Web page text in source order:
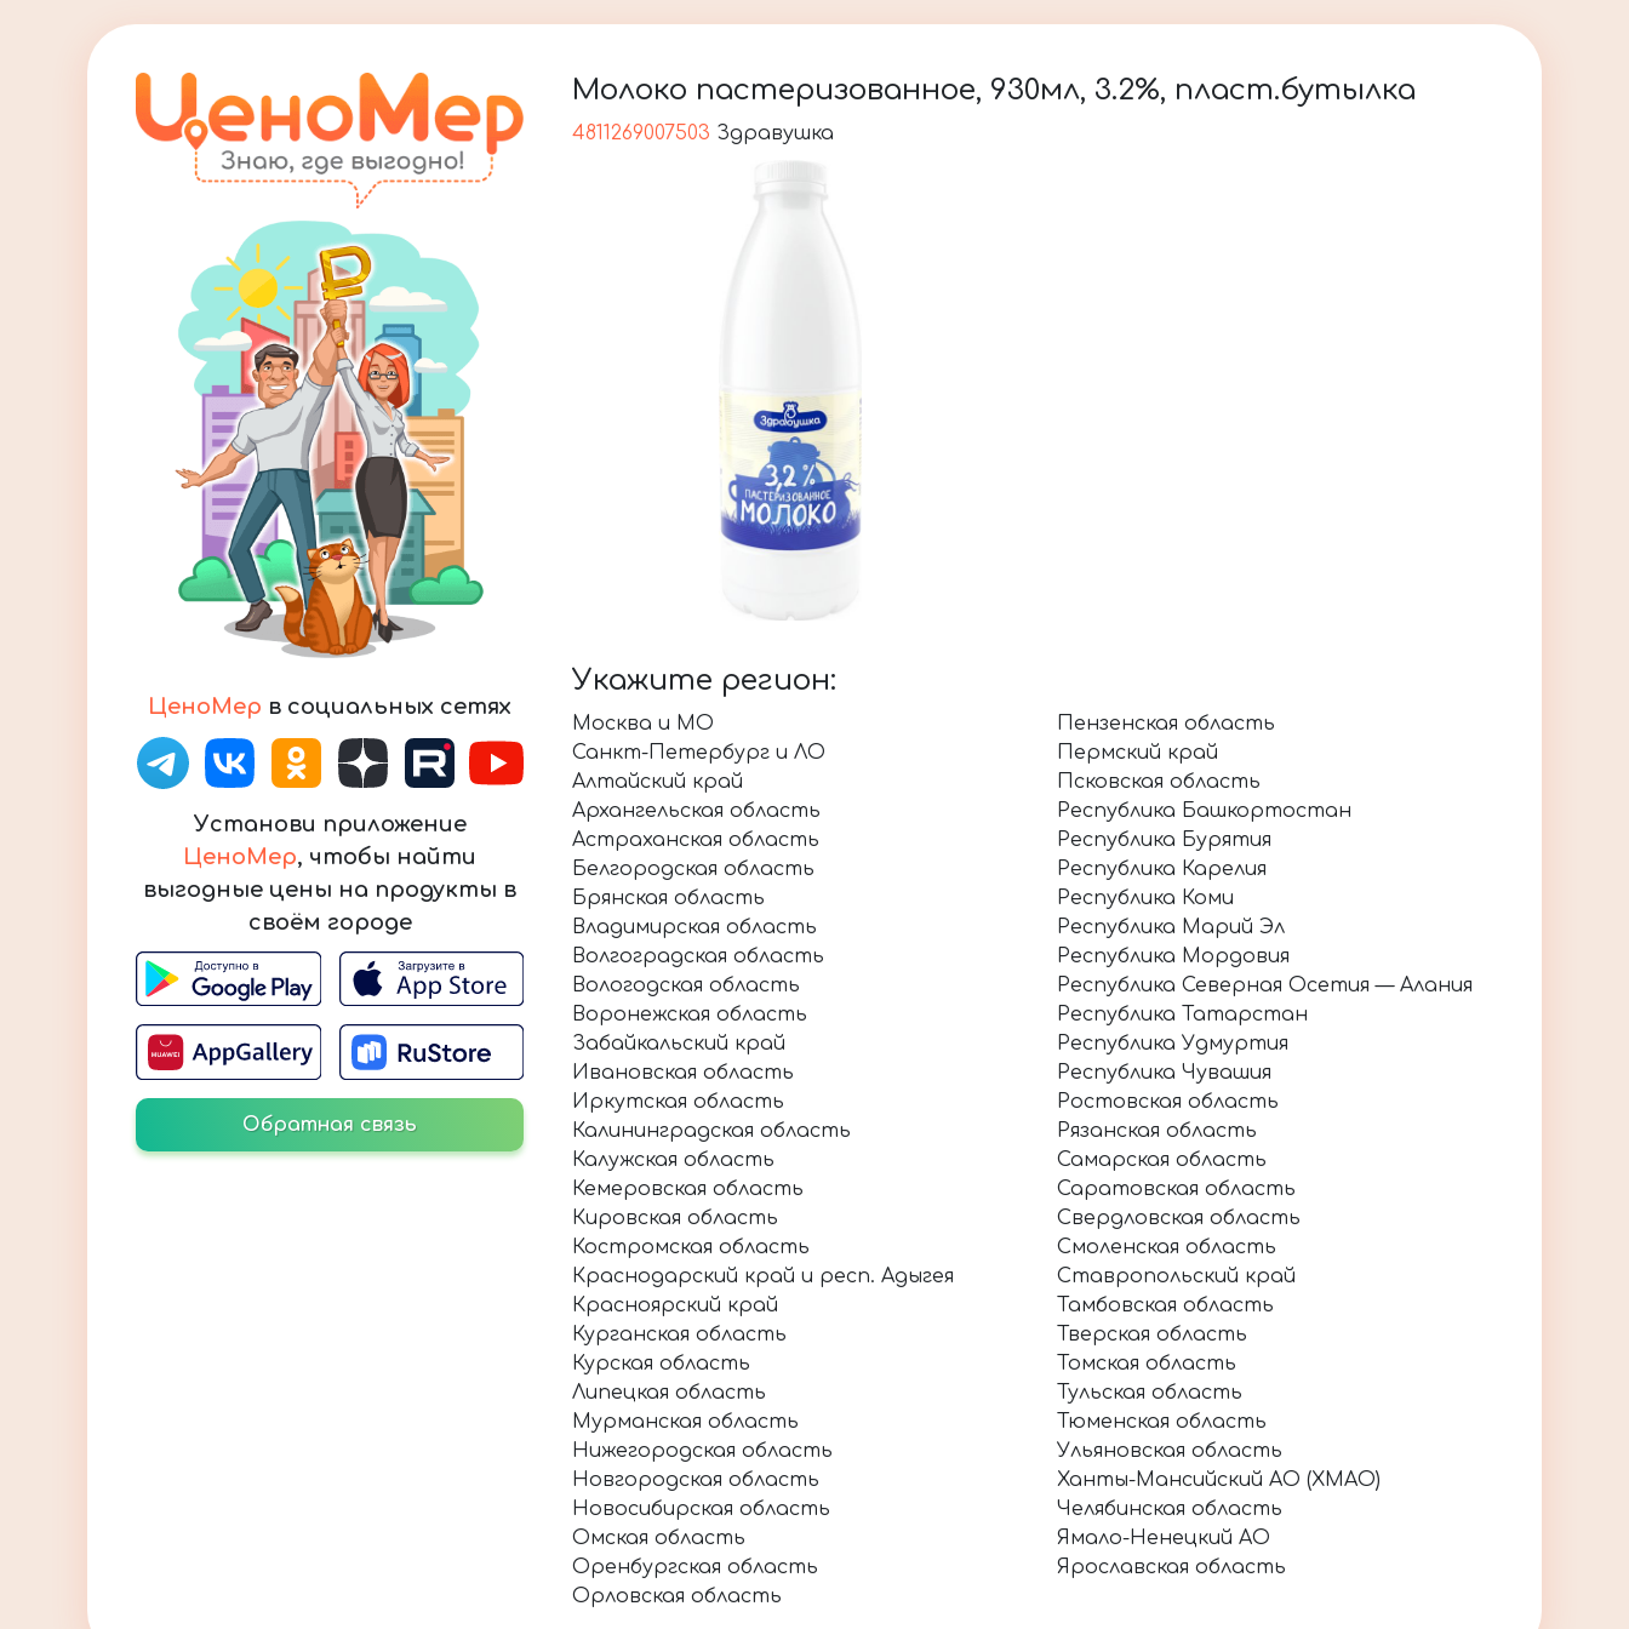
ЦеноМер в социальных сетях
Установи приложение
ЦеноМер, чтобы найти
выгодные цены на продукты в
своём городе
Обратная связь
Молоко пастеризованное, 930мл, 3.2%, пласт.бутылка
4811269007503 Здравушка
Укажите регион:
Москва и МО
Санкт-Петербург и ЛО
Алтайский край
Архангельская область
Астраханская область
Белгородская область
Брянская область
Владимирская область
Волгоградская область
Вологодская область
Воронежская область
Забайкальский край
Ивановская область
Иркутская область
Калининградская область
Калужская область
Кемеровская область
Кировская область
Костромская область
Краснодарский край и респ. Адыгея
Красноярский край
Курганская область
Курская область
Липецкая область
Мурманская область
Нижегородская область
Новгородская область
Новосибирская область
Омская область
Оренбургская область
Орловская область
Пензенская область
Пермский край
Псковская область
Республика Башкортостан
Республика Бурятия
Республика Карелия
Республика Коми
Республика Марий Эл
Республика Мордовия
Республика Северная Осетия — Алания
Республика Татарстан
Республика Удмуртия
Республика Чувашия
Ростовская область
Рязанская область
Самарская область
Саратовская область
Свердловская область
Смоленская область
Ставропольский край
Тамбовская область
Тверская область
Томская область
Тульская область
Тюменская область
Ульяновская область
Ханты-Мансийский АО (ХМАО)
Челябинская область
Ямало-Ненецкий АО
Ярославская область